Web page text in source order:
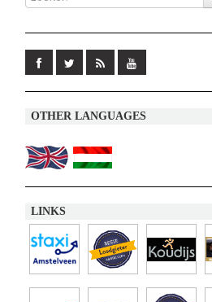
OTHER LANGUAGES
LINKS